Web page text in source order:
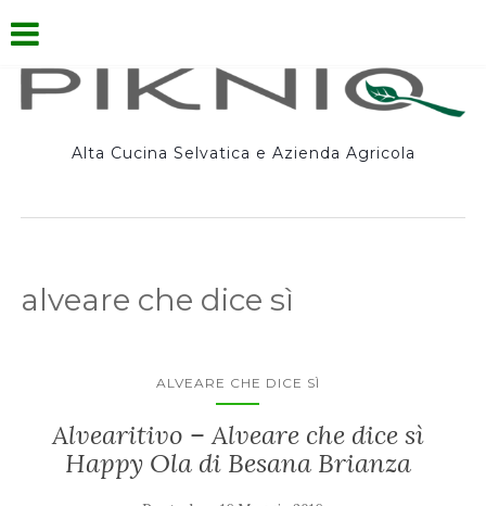
Alta Cucina Selvatica e Azienda Agricola
alveare che dice sì
ALVEARE CHE DICE SÌ
Alvearitivo – Alveare che dice sì
Happy Ola di Besana Brianza